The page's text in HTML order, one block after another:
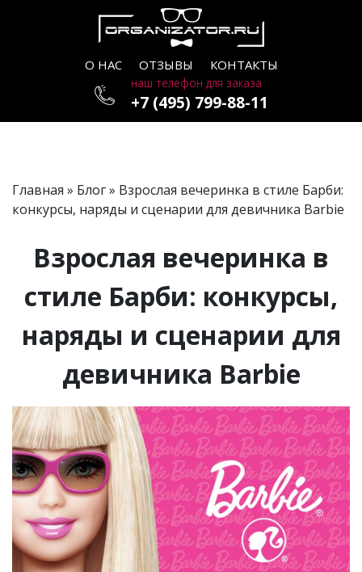
О НАС ОТЗЫВЫ КОНТАКТЫ
наш телефон для заказа
+7 (495) 799-88-11
Главная » Блог» Взрослая вечеринка в стиле Барби:
конкурсы, наряды и сценарии для девичника Barbie
Взрослая вечеринка в
стиле Барби: конкурсы,
наряды и сценарии для
девичника Barbie